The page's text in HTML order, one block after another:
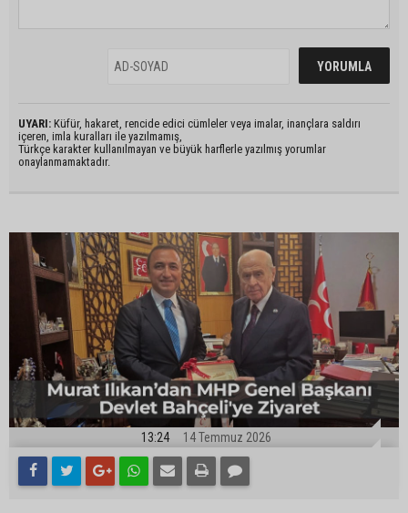
UYARI: Küfür, hakaret, rencide edici cümleler veya imalar, inançlara saldırı
içeren, imla kuralları ile yazılmamış,
Türkçe karakter kullanılmayan ve büyük harflerle yazılmış yorumlar
onaylanmamaktadır.
13:24 14 Temmuz 2026